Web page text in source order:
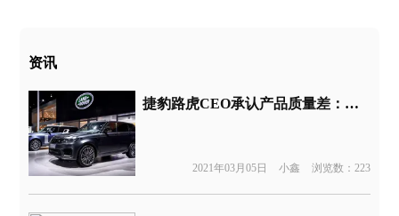
资讯
捷豹路虎CEO承认产品质量差：每年损失10万辆车
2021年03月05日 小鑫 浏览数：223